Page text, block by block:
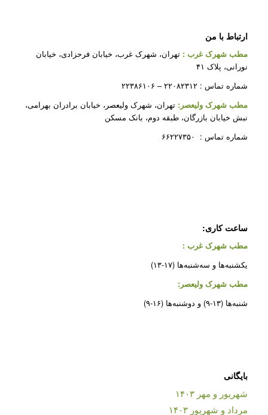
ارتباط با من
مطب شهرک غرب : تهران، شهرک غرب، خیابان فرحزادی، خیابان
نورانی، پلاک ۴۱
شماره تماس : ۲۲۰۸۲۳۱۲ – ۲۲۳۸۶۱۰۶
مطب شهرک ولیعصر: تهران، شهرک ولیعصر، خیابان برادران بهرامی،
نبش خیابان بازرگان، طبقه دوم، بانک مسکن
شماره تماس : ۶۶۲۲۷۳۵۰
ساعت کاری:
مطب شهرک غرب :
یکشنبه‌ها و سه‌شنبه‌ها (۱۷-۱۳)
مطب شهرک ولیعصر:
شنبه‌ها (۱۳-۹) و دوشنبه‌ها (۱۶-۹)
بایگانی
شهریور و مهر ۱۴۰۳
مرداد و شهریور ۱۴۰۳